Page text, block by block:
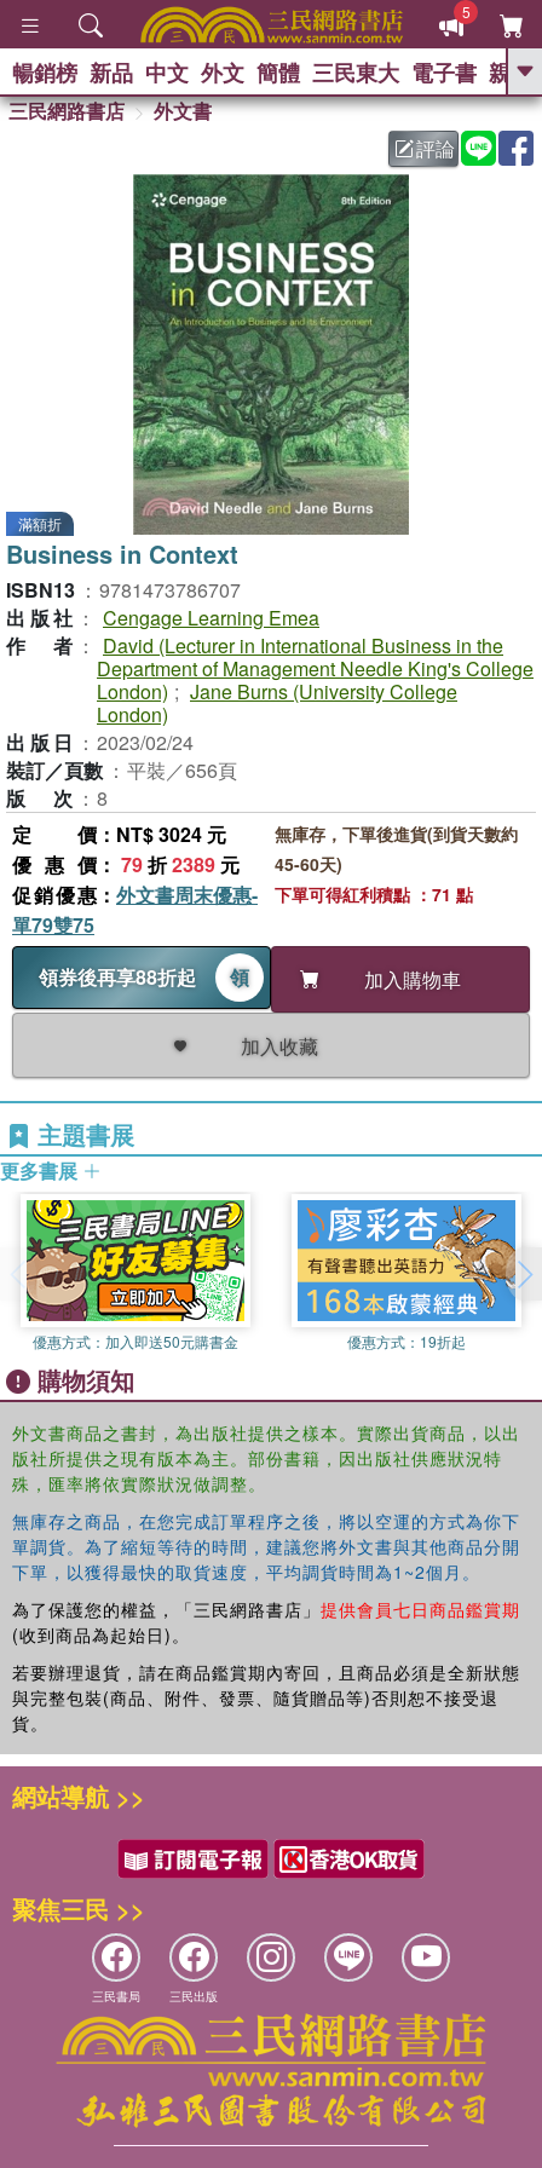
5
GO
暢銷榜 新品 中文 外文 簡體 三民東大 電子書 親子
三民網路書店
外文書
評論
滿額折
Business in Context
ISBN13 ： 9781473786707
出版社 ： Cengage Learning Emea
作者 ：
David (Lecturer in International Business in the
Department of Management Needle King's College
London) ; Jane Burns (University College
London)
出版日 ： 2023/02/24
裝訂／頁數 ： 平裝／656頁
版次 ： 8
定價 ：NT$ 3024 元
優惠價 ： 79折2389 元
促銷優惠 ： 外文書周末優惠-
單79雙75
領券後再享88折起
領 加入購物車
加入收藏
無庫存，下單後進貨(到貨天數約
45-60天)
下單可得紅利積點 ：71 點
主題書展
更多書展
優惠方式： 加入即送50元購書金 優惠方式： 19折起
購物須知
外文書商品之書封，為出版社提供之樣本。實際出貨商品，以出
版社所提供之現有版本為主。部份書籍，因出版社供應狀況特
殊，匯率將依實際狀況做調整。
無庫存之商品，在您完成訂單程序之後，將以空運的方式為你下
單調貨。為了縮短等待的時間，建議您將外文書與其他商品分開
下單，以獲得最快的取貨速度，平均調貨時間為1~2個月。
為了保護您的權益，「三民網路書店」 提供會員七日商品鑑賞期
(收到商品為起始日)。
若要辦理退貨，請在商品鑑賞期內寄回，且商品必須是全新狀態
與完整包裝(商品、附件、發票、隨貨贈品等)否則恕不接受退
貨。
網站導航 >>
聚焦三民 >>
三民書局 三民出版